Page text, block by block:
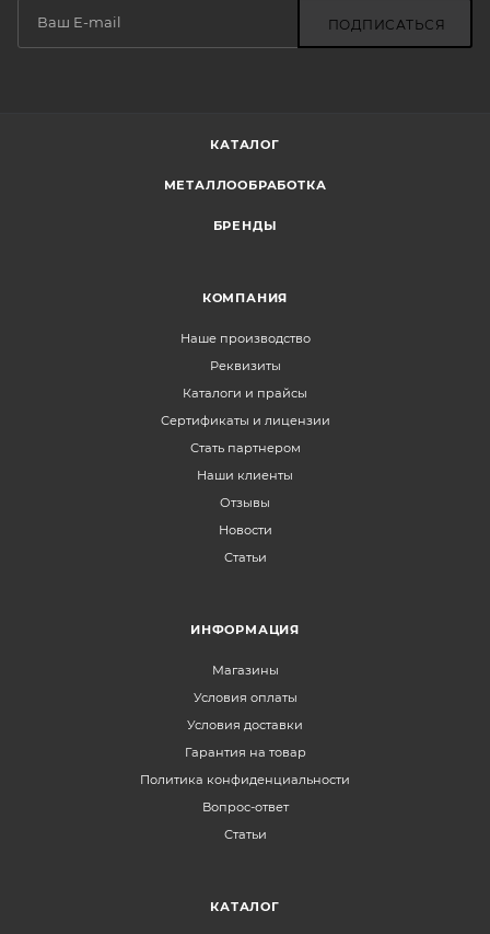
ПОДПИСАТЬСЯ
КАТАЛОГ
МЕТАЛЛООБРАБОТКА
БРЕНДЫ
КОМПАНИЯ
Наше производство
Реквизиты
Каталоги и прайсы
Сертификаты и лицензии
Стать партнером
Наши клиенты
Отзывы
Новости
Статьи
ИНФОРМАЦИЯ
Магазины
Условия оплаты
Условия доставки
Гарантия на товар
Политика конфиденциальности
Вопрос-ответ
Статьи
КАТАЛОГ